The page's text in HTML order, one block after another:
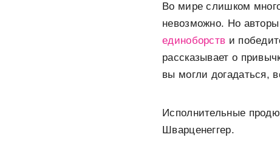
Во мире слишком
невозможно. Но
единоборств и
рассказывает о
вы могли догадаться,
Исполнительные
Шварценеггер.